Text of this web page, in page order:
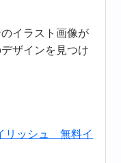
イラスト画像が
ザインを見つけ
ッシュ 無料イ